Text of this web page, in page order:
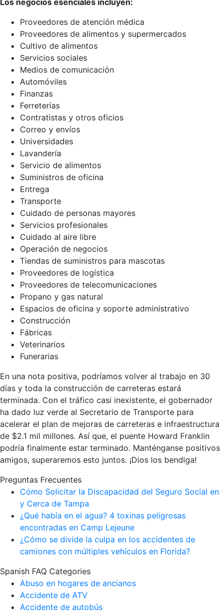
Proveedores de atención médica
Proveedores de alimentos y supermercados
Cultivo de alimentos
Servicios sociales
Medios de comunicación
Automóviles
Finanzas
Ferreterías
Contratistas y otros oficios
Correo y envíos
Universidades
Lavandería
Servicio de alimentos
Suministros de oficina
Entrega
Transporte
Cuidado de personas mayores
Servicios profesionales
Cuidado al aire libre
Operación de negocios
Tiendas de suministros para mascotas
Proveedores de logística
Proveedores de telecomunicaciones
Propano y gas natural
Espacios de oficina y soporte administrativo
Construcción
Fábricas
Veterinarios
Funerarias
En una nota positiva, podríamos volver al trabajo en 30
días y toda la construcción de carreteras estará
terminada. Con el tráfico casi inexistente, el gobernador
ha dado luz verde al Secretario de Transporte para
acelerar el plan de mejoras de carreteras e infraestructura
de $2.1 mil millones. Así que, el puente Howard Franklin
podría finalmente estar terminado. Manténganse positivos
amigos, superaremos esto juntos. ¡Dios los bendiga!
Preguntas Frecuentes
Cómo Solicitar la Discapacidad del Seguro Social en
y Cerca de Tampa
¿Qué había en el agua? 4 toxinas peligrosas
encontradas en Camp Lejeune
¿Cómo se divide la culpa en los accidentes de
camiones con múltiples vehículos en Florida?
Spanish FAQ Categories
Abuso en hogares de ancianos
Accidente de ATV
Accidente de autobús